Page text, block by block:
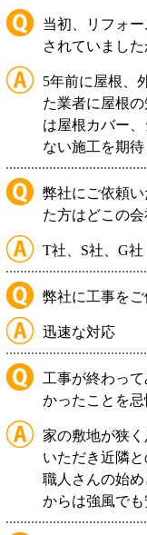
当初、リフォ
されていました
5年前に屋根、
た業者に屋根
は屋根カバー
ない施工を期
弊社にご依頼
た方はどこの
T社、S社、G社
弊社に工事を
迅速な対応
工事が終わっ
かったことを
家の敷地が狭
いただき近隣
職人さんの始
からは強風でも